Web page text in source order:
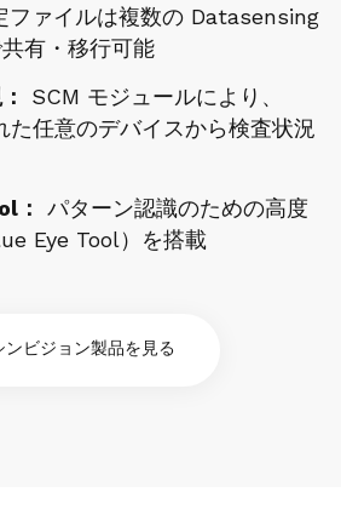
ファイルは複数の Datasensing
有・移行可能
SCM モジュールにより、
た任意のデバイスから検査状況
：
パターン認識のための高度
Eye Tool）を搭載
ンビジョン製品を見る